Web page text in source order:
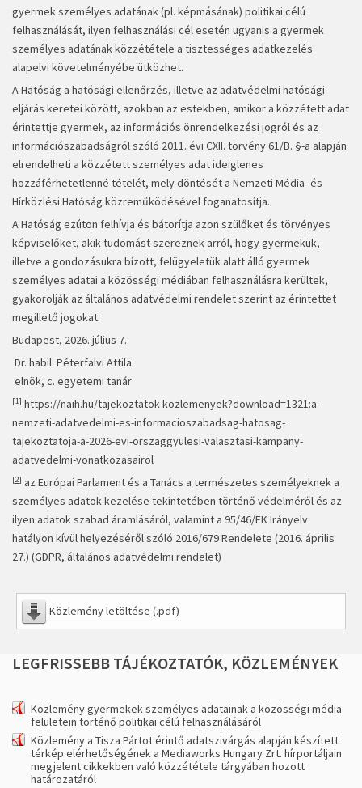
gyermek személyes adatának (pl. képmásának) politikai célú
felhasználását, ilyen felhasználási cél esetén ugyanis a gyermek
személyes adatának közzététele a tisztességes adatkezelés
alapelvi követelményébe ütközhet.
A Hatóság a hatósági ellenőrzés, illetve az adatvédelmi hatósági
eljárás keretei között, azokban az estekben, amikor a közzétett adat
érintettje gyermek, az információs önrendelkezési jogról és az
információszabadságról szóló 2011. évi CXII. törvény 61/B. §-a alapján
elrendelheti a közzétett személyes adat ideiglenes
hozzáférhetetlenné tételét, mely döntését a Nemzeti Média- és
Hírközlési Hatóság közreműködésével foganatosítja.
A Hatóság ezúton felhívja és bátorítja azon szülőket és törvényes
képviselőket, akik tudomást szereznek arról, hogy gyermekük,
illetve a gondozásukra bízott, felügyeletük alatt álló gyermek
személyes adatai a közösségi médiában felhasználásra kerültek,
gyakorolják az általános adatvédelmi rendelet szerint az érintettet
megillető jogokat.
Budapest, 2026. július 7.
Dr. habil. Péterfalvi Attila
elnök, c. egyetemi tanár
[1] https://naih.hu/tajekoztatok-kozlemenyek?download=1321:a-
nemzeti-adatvedelmi-es-informacioszabadsag-hatosag-
tajekoztatoja-a-2026-evi-orszaggyulesi-valasztasi-kampany-
adatvedelmi-vonatkozasairol
[2] az Európai Parlament és a Tanács a természetes személyeknek a
személyes adatok kezelése tekintetében történő védelméről és az
ilyen adatok szabad áramlásáról, valamint a 95/46/EK Irányelv
hatályon kívül helyezéséről szóló 2016/679 Rendelete (2016. április
27.) (GDPR, általános adatvédelmi rendelet)
Közlemény letöltése (.pdf)
LEGFRISSEBB TÁJÉKOZTATÓK, KÖZLEMÉNYEK
Közlemény gyermekek személyes adatainak a közösségi média
felületein történő politikai célú felhasználásáról
Közlemény a Tisza Pártot érintő adatszivárgás alapján készített
térkép elérhetőségének a Mediaworks Hungary Zrt. hírportáljain
megjelent cikkekben való közzététele tárgyában hozott
határozatáról